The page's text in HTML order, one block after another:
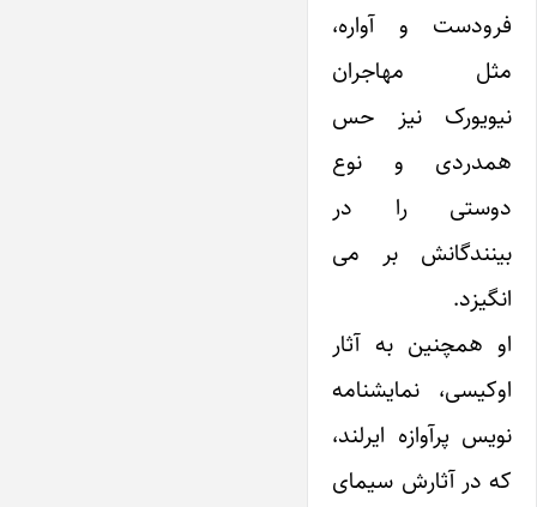
فرودست و آواره،
مثل مهاجران
نیویورک نیز حس
همدردی و نوع
دوستی را در
بینندگانش بر می
انگیزد.
او همچنین به آثار
اوکیسی، نمایشنامه
نویس پرآوازه ایرلند،
که در آثارش سیمای